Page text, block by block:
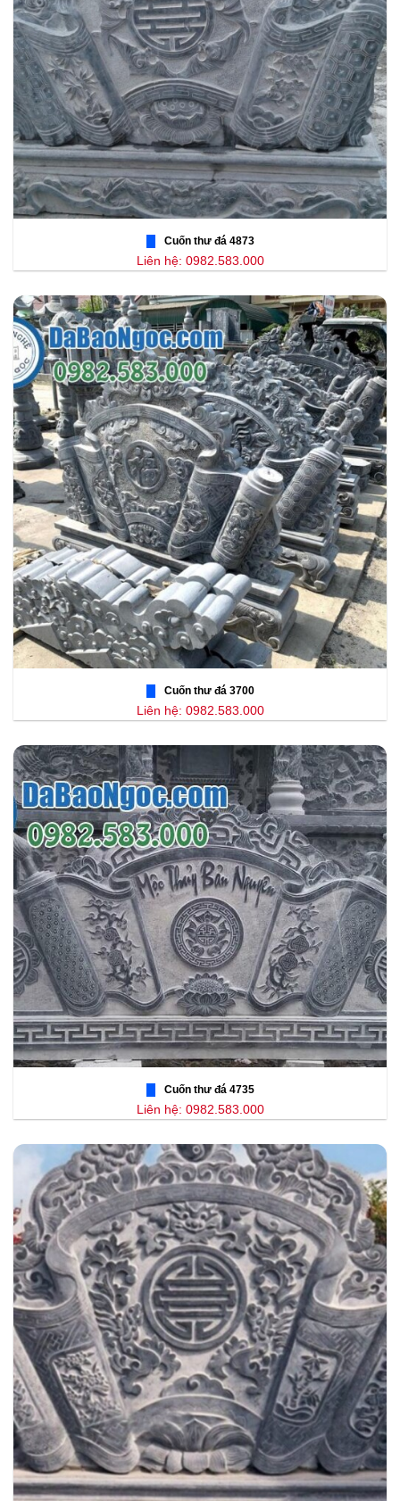
Cuốn thư đá 4873
Liên hệ: 0982.583.000
Cuốn thư đá 3700
Liên hệ: 0982.583.000
Cuốn thư đá 4735
Liên hệ: 0982.583.000